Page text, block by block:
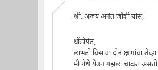
श्री. अजय अनंत जोशी यांस,
धोंडोपंत,
लाभतो विसावा दोन क्षणांचा तेव्हा
मी येथे येउन गझला चाळत असतो